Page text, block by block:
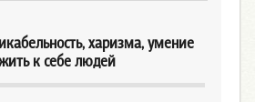
харизма, умение
к себе людей